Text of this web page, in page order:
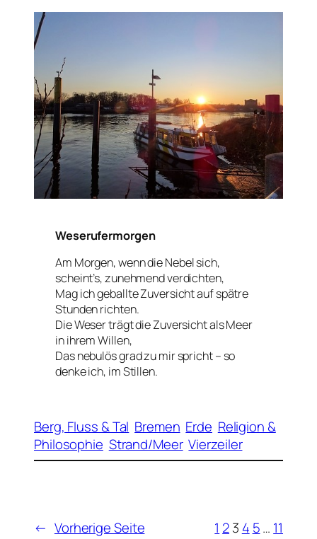
Weserufermorgen
Am Morgen, wenn die Nebel sich,
scheint’s, zunehmend verdichten,
Mag ich geballte Zuversicht auf spätre
Stunden richten.
Die Weser trägt die Zuversicht als Meer
in ihrem Willen,
Das nebulös grad zu mir spricht – so
denke ich, im Stillen.
Berg, Fluss & Tal Bremen Erde Religion &
Philosophie Strand/Meer Vierzeiler
← Vorherige Seite 1 23 4 5… 11